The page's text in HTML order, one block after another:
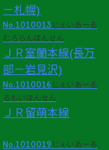
－札幌)
No.1010013 じぇいあーる
むろらんほんせん
ＪＲ室蘭本線(長万
部－岩見沢)
No.1010016 じぇいあーる
るもいほんせん
ＪＲ留萌本線
No.1010019 じぇいあーる